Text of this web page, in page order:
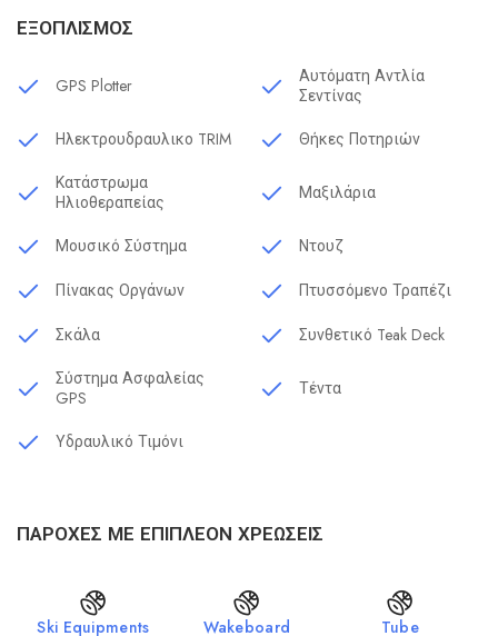
ΕΞΟΠΛΙΣΜΌΣ
GPS Plotter
Αυτόματη Αντλία
Σεντίνας
Ηλεκτρουδραυλικο TRIM
Θήκες Ποτηριών
Κατάστρωμα
Ηλιοθεραπείας
Μαξιλάρια
Μουσικό Σύστημα
Ντουζ
Πίνακας Οργάνων
Πτυσσόμενο Τραπέζι
Σκάλα
Συνθετικό Teak Deck
Σύστημα Ασφαλείας
GPS
Τέντα
Υδραυλικό Τιμόνι
ΠΑΡΟΧΈΣ ΜΕ ΕΠΙΠΛΈΟΝ ΧΡΕΏΣΕΙΣ
Ski Equipments Wakeboard Tube